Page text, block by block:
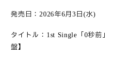
発売日：2026年6月3 日 (水)
タイトル： 1st Single 「0秒前」
盤】